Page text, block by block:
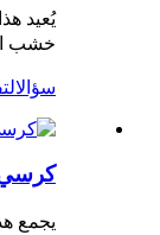
يُعيد
خشب
سؤال
كرسي
يجمع